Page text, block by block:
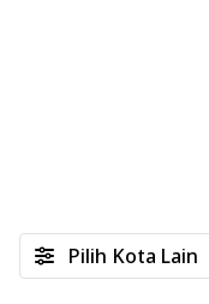
Pilih Kota Lain